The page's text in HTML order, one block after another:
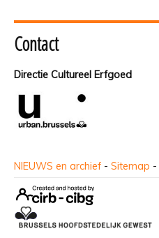
Contact
Directie Cultureel Erfgoed
NIEUWS en archief - Sitemap -